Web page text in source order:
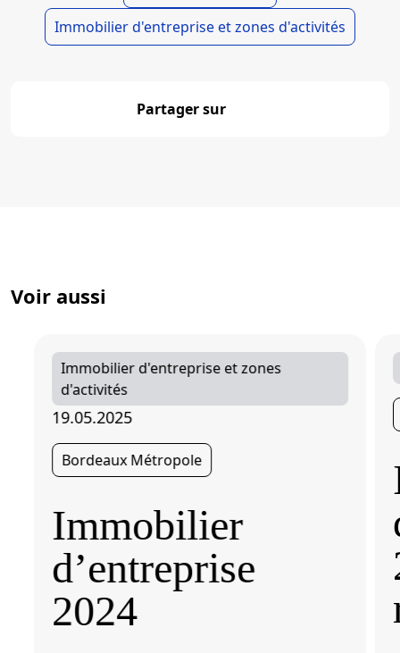
Immobilier d'entreprise et zones d'activités
Partager sur
Voir aussi
Immobilier d'entreprise et zones
d'activités
19.05.2025
Bordeaux Métropole
Immobilier
d’entreprise
2024